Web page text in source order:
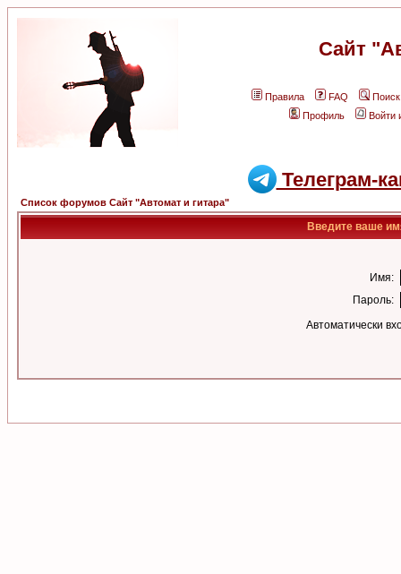
Сайт
Правила FAQ
Поиск
Профиль
Войти
Телеграм-
Список форумов Сайт "Автомат и гитара"
Введите ваше
Имя:
Пароль:
Автоматически